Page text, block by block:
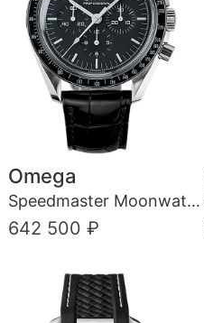
Omega
Speedmaster Moonwatch Professional
642 500 ₽